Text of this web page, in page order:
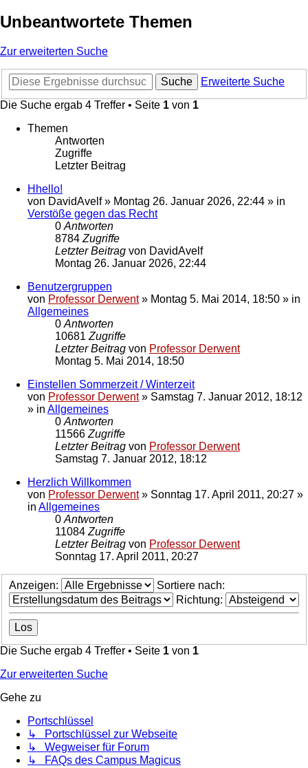
Unbeantwortete Themen
Zur erweiterten Suche
Suche
Erweiterte Suche
Die Suche ergab 4 Treffer • Seite 1 von 1
Themen
Antworten
Zugriffe
Letzter Beitrag
Hhello!
von DavidAvelf» Montag 26. Januar 2026, 22:44 » in
Verstöße gegen das Recht
0 Antworten
8784 Zugriffe
Letzter Beitrag von DavidAvelf
Montag 26. Januar 2026, 22:44
Benutzergruppen
von Professor Derwent» Montag 5. Mai 2014, 18:50 » in
Allgemeines
0 Antworten
10681 Zugriffe
Letzter Beitrag von Professor Derwent
Montag 5. Mai 2014, 18:50
Einstellen Sommerzeit / Winterzeit
von Professor Derwent» Samstag 7. Januar 2012, 18:12
» in Allgemeines
0 Antworten
11566 Zugriffe
Letzter Beitrag von Professor Derwent
Samstag 7. Januar 2012, 18:12
Herzlich Willkommen
von Professor Derwent» Sonntag 17. April 2011, 20:27 »
in Allgemeines
0 Antworten
11084 Zugriffe
Letzter Beitrag von Professor Derwent
Sonntag 17. April 2011, 20:27
Anzeigen:
Sortiere nach:
Richtung:
Die Suche ergab 4 Treffer • Seite 1 von 1
Zur erweiterten Suche
Gehe zu
Portschlüssel
↳ Portschlüssel zur Webseite
↳ Wegweiser für Forum
↳ FAQs des Campus Magicus